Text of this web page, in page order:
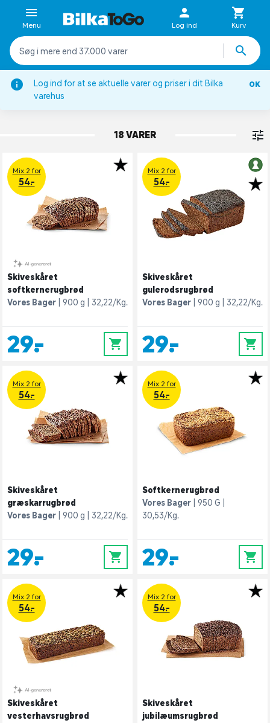
Log ind for at se aktuelle varer og priser i dit Bilka
varehus
OK
Menu Log ind Kurv
Bagerens brød
RUGBRØD
18 VARER
Mix 2 for
54.-
Skiveskåret
softkernerugbrød
Vores Bager
900 g 32,22/Kg.
29,- 0
Mix 2 for
54.-
Skiveskåret
gulerodsrugbrød
Vores Bager
900 g 32,22/Kg.
29,- 0
Mix 2 for
54.-
Skiveskåret
græskarrugbrød
Vores Bager
900 g 32,22/Kg.
29,- 0
Mix 2 for
54.-
Softkernerugbrød
Vores Bager
950 G
30,53/Kg.
29,- 0
Mix 2 for
54.-
Skiveskåret
vesterhavsrugbrød
Mix 2 for
54.-
Skiveskåret
jubilæumsrugbrød